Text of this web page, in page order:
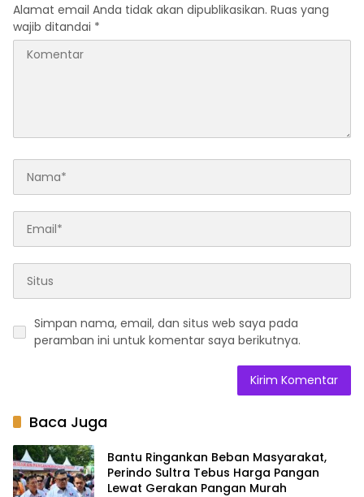
Alamat email Anda tidak akan dipublikasikan. Ruas yang
wajib ditandai *
Simpan nama, email, dan situs web saya pada
peramban ini untuk komentar saya berikutnya.
Baca Juga
Bantu Ringankan Beban Masyarakat,
Perindo Sultra Tebus Harga Pangan
Lewat Gerakan Pangan Murah